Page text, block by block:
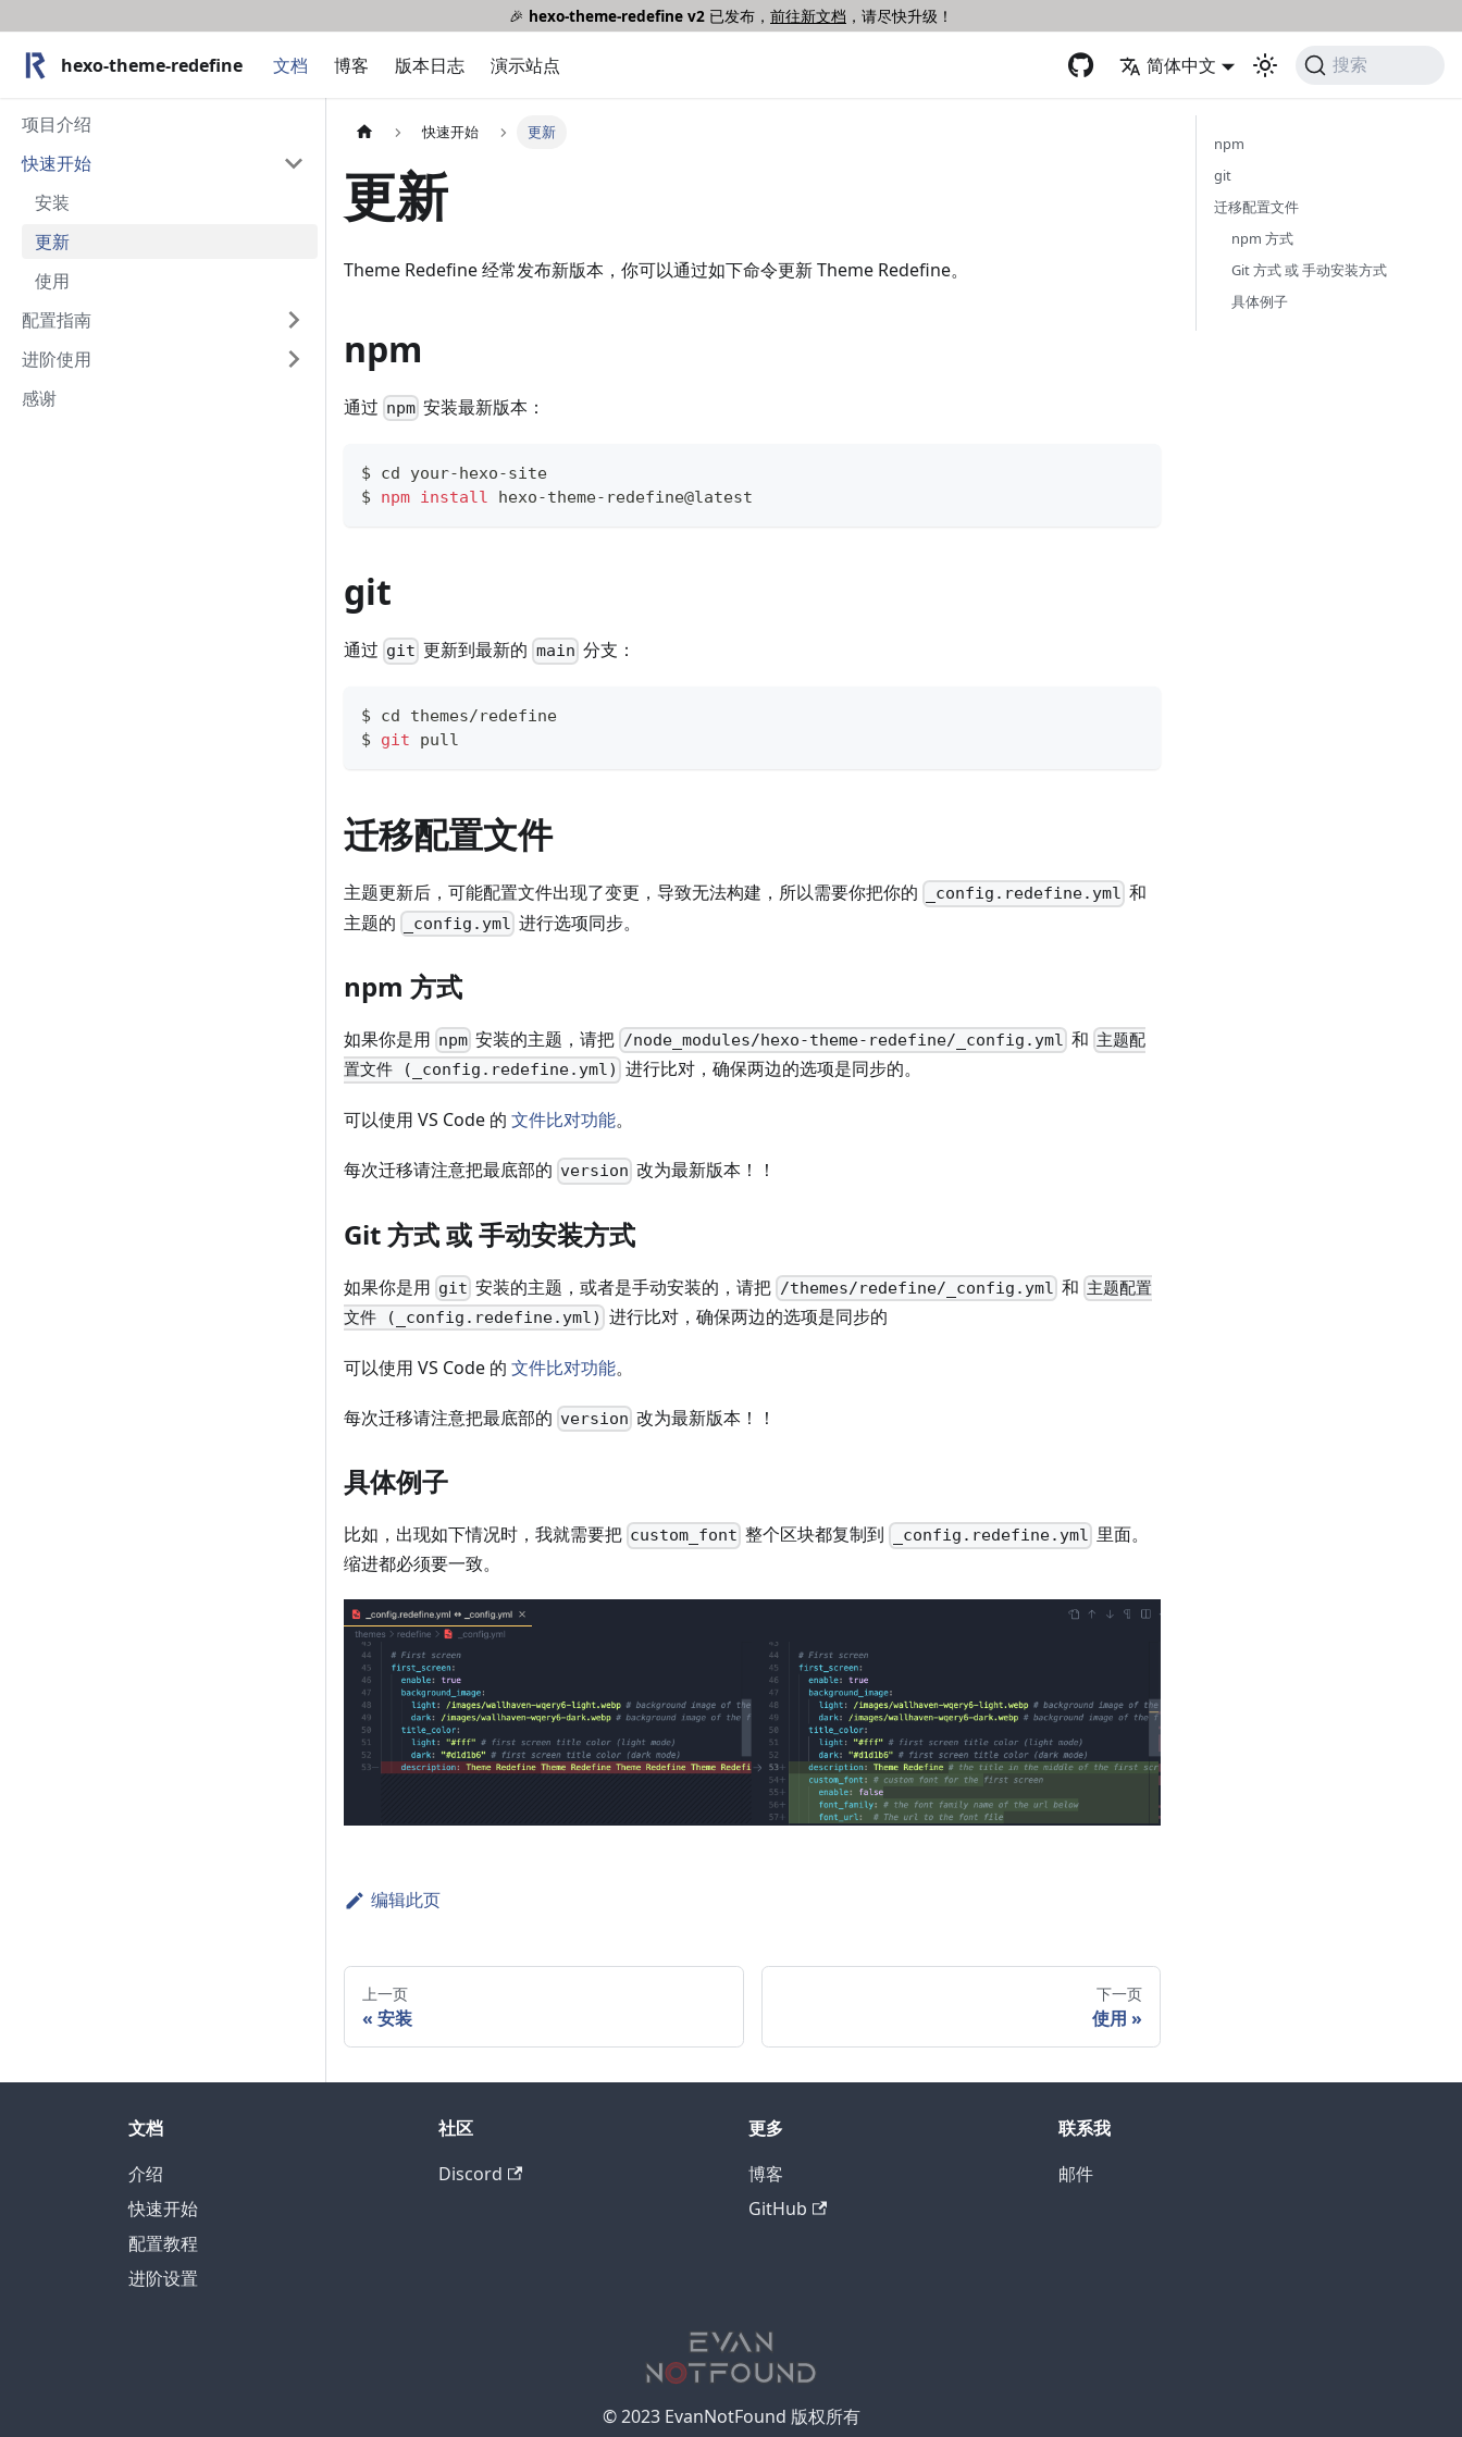
🎉 hexo-theme-redefine v2 已发布， 前往新文档 ，请尽快升级！
hexo-theme-redefine 文档 博客 版本日志 演示站点 简体中文 搜索
hexo-theme-redefine
项目介绍
快速开始
安装
更新
使用
配置指南
进阶使用
感谢
快速开始 更新
更新
Theme Redefine 经常发布新版本，你可以通过如下命令更新 Theme Redefine。
npm
通过 npm 安装最新版本：
$ cd your-hexo-site
$ npm install hexo-theme-redefine@latest
git
通过 git 更新到最新的 main 分支：
$ cd
themes/redefine
$ git pull
迁移配置文件
主题更新后，可能配置文件出现了变更，导致无法构建，所以需要你把你的 _config.redefine.yml 和
主题的
_config.yml 进行选项同步。
npm 方式
如果你是用 npm 安装的主题，请把 /node_modules/hexo-theme-redefine/_config.yml 和 主题配
置文件 (_config.redefine.yml) 进行比对，确保两边的选项是同步的。
可以使用 VS Code 的 文件比对功能。
每次迁移请注意把最底部的 version 改为最新版本！！
Git 方式 或 手动安装方式
如果你是用 git 安装的主题，或者是手动安装的，请把 /themes/redefine/_config.yml 和 主题配置
文件 (_config.redefine.yml) 进行比对，确保两边的选项是同步的
可以使用 VS Code 的 文件比对功能。
每次迁移请注意把最底部的 version 改为最新版本！！
具体例子
比如，出现如下情况时，我就需要把 custom_font 整个区块都复制到 _config.redefine.yml 里面。
缩进都必须要一致。
编辑此页
上一页
安装
下一页
使用
npm
git
迁移配置文件
npm 方式
Git 方式 或 手动安装方式
具体例子
文档
介绍
快速开始
配置教程
进阶设置
社区
Discord
更多
博客
GitHub
联系我
邮件
© 2023 EvanNotFound 版权所有